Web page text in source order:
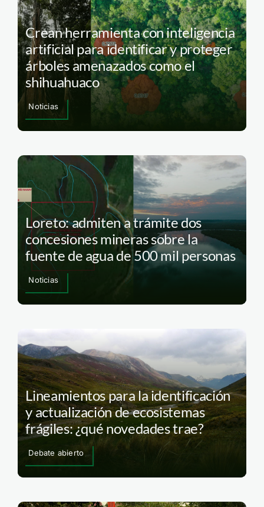
Crean herramienta con inteligencia
artificial para identificar y proteger
árboles amenazados como el
shihuahuaco
Noticias
Loreto: admiten a trámite dos
concesiones mineras sobre la
fuente de agua de 500 mil personas
Noticias
Lineamientos para la identificación
y actualización de ecosistemas
frágiles: ¿qué novedades trae?
Debate abierto